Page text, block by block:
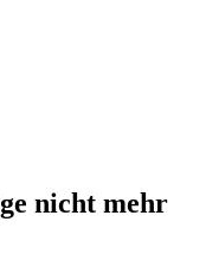
nicht mehr